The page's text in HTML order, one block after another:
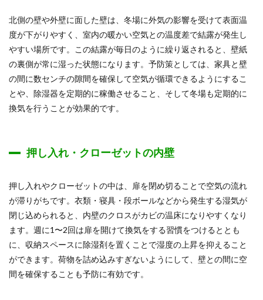
北側の壁や外壁に面した壁は、冬場に外気の影響を受けて表面温
度が下がりやすく、室内の暖かい空気との温度差で結露が発生し
やすい場所です。この結露が毎日のように繰り返されると、壁紙
の裏側が常に湿った状態になります。予防策としては、家具と壁
の間に数センチの隙間を確保して空気が循環できるようにするこ
とや、除湿器を定期的に稼働させること、そして冬場も定期的に
換気を行うことが効果的です。
押し入れ・クローゼットの内壁
押し入れやクローゼットの中は、扉を閉め切ることで空気の流れ
が滞りがちです。衣類・寝具・段ボールなどから発生する湿気が
閉じ込められると、内壁のクロスがカビの温床になりやすくなり
ます。週に1〜2回は扉を開けて換気をする習慣をつけるととも
に、収納スペースに除湿剤を置くことで湿度の上昇を抑えること
ができます。荷物を詰め込みすぎないようにして、壁との間に空
間を確保することも予防に有効です。